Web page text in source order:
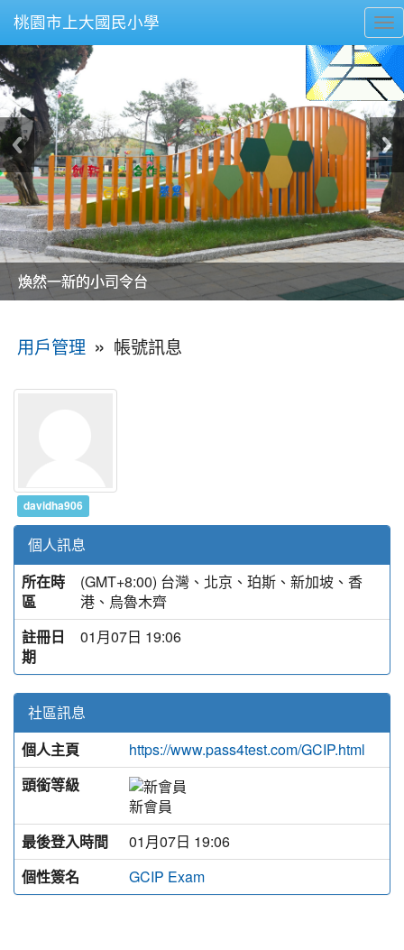
桃園市上大國民小學
美麗的操場是我們活力的來源
美麗的操場是我們活力的來源
煥然一新的小司令台
煥然一新的小司令台
富含桃園埤塘田園風光意象的中廊
富含桃園埤塘田園風光意象的中廊
嶄新的中庭廣場
嶄新的中庭廣場
水生池生生不息
水生池生生不息
用戶管理 » 帳號訊息
davidha906
個人訊息
所在時
區
(GMT+8:00) 台灣、北京、珀斯、新加坡、香
港、烏魯木齊
註冊日
期
01月07日 19:06
社區訊息
個人主頁
https://www.pass4test.com/GCIP.html
頭銜等級
新會員
最後登入時間
01月07日 19:06
個性簽名
GCIP Exam